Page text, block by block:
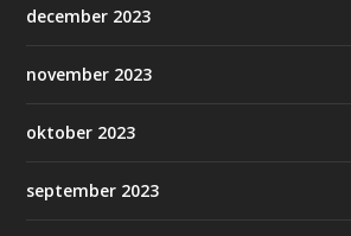
december 2023
november 2023
oktober 2023
september 2023